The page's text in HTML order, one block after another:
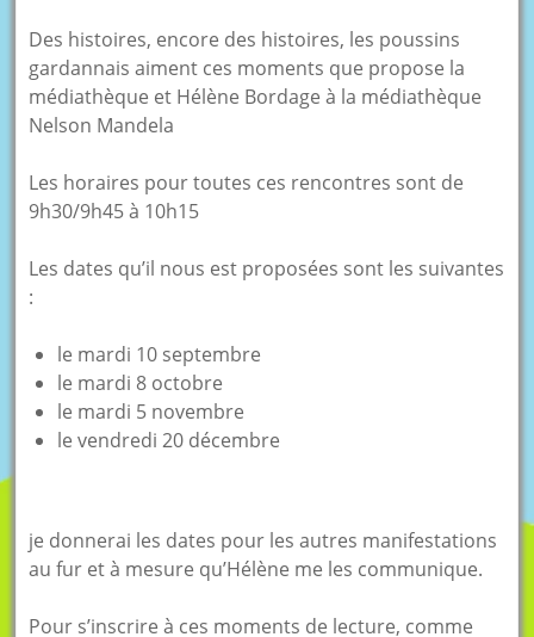
Des histoires, encore des histoires, les poussins
gardannais aiment ces moments que propose la
médiathèque et Hélène Bordage à la médiathèque
Nelson Mandela
Les horaires pour toutes ces rencontres sont de
9h30/9h45 à 10h15
Les dates qu’il nous est proposées sont les suivantes
:
le mardi 10 septembre
le mardi 8 octobre
le mardi 5 novembre
le vendredi 20 décembre
je donnerai les dates pour les autres manifestations
au fur et à mesure qu’Hélène me les communique.
Pour s’inscrire à ces moments de lecture, comme